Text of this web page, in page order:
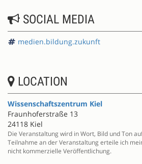
SOCIAL MEDIA
medien.bildung.zukunft
LOCATION
Wissenschaftszentrum Kiel
Fraunhoferstraße 13
24118 Kiel
Die Veranstaltung wird in Wort, Bild und Ton
Teilnahme an der Veranstaltung erteile ich
nicht kommerzielle Veröffentlichung.